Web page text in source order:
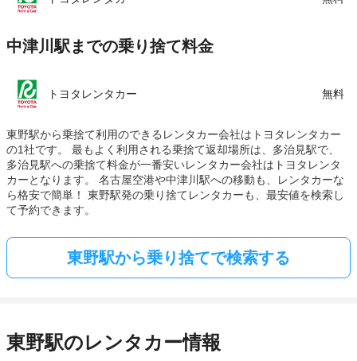
中津川駅までの乗り捨て料金
トヨタレンタカー 無料
東野駅から乗捨て利用のできるレンタカー会社はトヨタレンタカー
の1社です。 最もよく利用される乗捨て返却場所は、多治見駅で、
多治見駅への乗捨て料金が一番安いレンタカー会社はトヨタレンタ
カーとなります。 名古屋空港や中津川駅への移動も、レンタカーな
ら格安で簡単！ 東野駅発の乗り捨てレンタカーも、最安値を検索し
て予約できます。
東野駅から乗り捨てで検索する
東野駅のレンタカー情報